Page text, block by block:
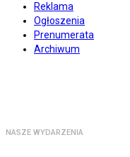
Reklama
Ogłoszenia
Prenumerata
Archiwum
NASZE WYDARZENIA